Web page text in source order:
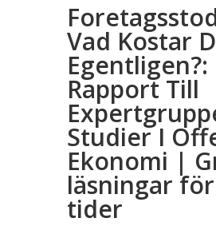
Vad Kostar
Egentligen?:
Rapport Till
Studier I
Ekonomi |
läsningar
tider